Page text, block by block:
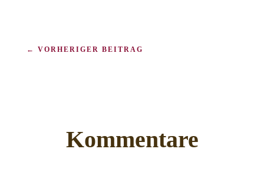
← VORHERIGER BEITRAG
Kommentare